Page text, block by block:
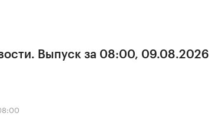
Выпуск за 08:00, 09.08.2026